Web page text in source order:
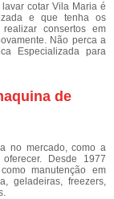
cotar Vila Maria é
e que tenha os
consertos em
Não perca a
Especializada para
de
no mercado, como a
Desde 1977
manutenção em
geladeiras, freezers,